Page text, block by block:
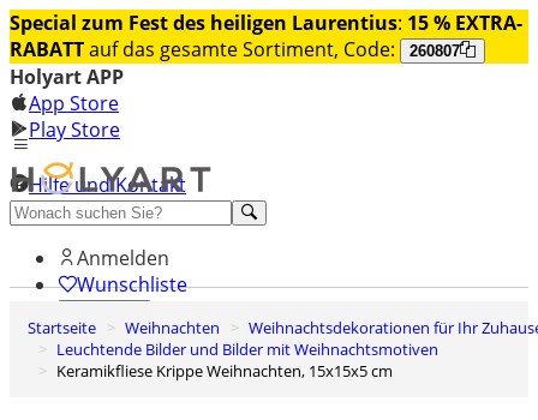
Special zum Fest des heiligen Laurentius: 15 % EXTRA-
RABATTauf das gesamte Sortiment, Code: 260807
Holyart APP
App Store
Play Store
Hilfe und Kontakt
Entdecken Sie Premium
Anmelden
Wunschliste
0
Warenkorb
Startseite Weihnachten
Weihnachtsdekorationen für Ihr
Leuchtende Bilder und Bilder mit Weihnachtsmotiven
Keramikfliese Krippe Weihnachten, 15x15x5 cm